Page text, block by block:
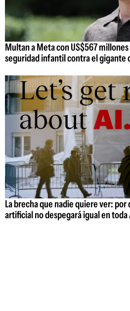
Multan a Meta con US$567
seguridad infantil contra el gigante
La brecha que nadie quiere ver:
artificial no despegará igual en